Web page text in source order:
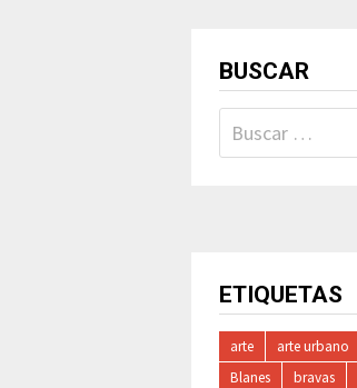
BUSCAR
Buscar:
ETIQUETAS
arte arte urbano
Blanes
bravas